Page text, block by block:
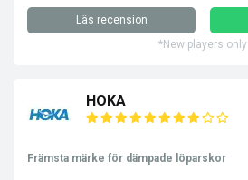
Läs recension
*New players only
HOKA
Främsta märke för dämpade löparskor